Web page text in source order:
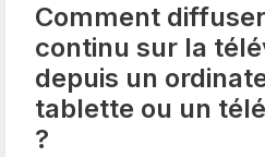
Comment
continu sur la
depuis un
tablette ou un
?